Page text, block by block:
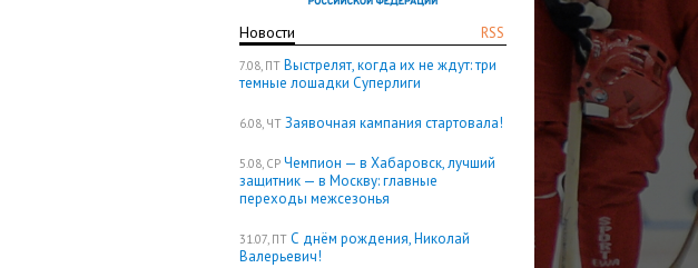
RSS
Новости
7.08, ПТ Выстрелят, когда их не ждут: три
темные лошадки Суперлиги
6.08, ЧТ Заявочная кампания стартовала!
5.08, СР Чемпион — в Хабаровск, лучший
защитник — в Москву: главные
переходы межсезонья
31.07, ПТ С днём рождения, Николай
Валерьевич!